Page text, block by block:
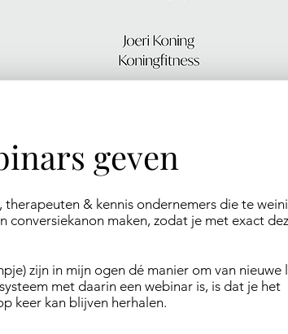
geven
& kennis ondernemers die te
conversiekanon maken, zodat je met exact
zijn in mijn ogen dé manier om van nieuwe
met daarin een webinar is, is dat je het
keer kan blijven herhalen.​